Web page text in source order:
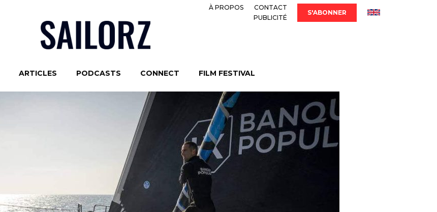
À PROPOS
CONTACT
PUBLICITÉ
S'ABONNER
ARTICLES PODCASTS CONNECT FILM FESTIVAL